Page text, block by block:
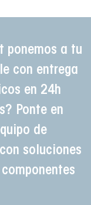
ponemos a tu
con entrega
en 24h
Ponte en
de
soluciones